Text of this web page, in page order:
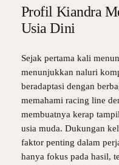
Profil Kiandra
Usia Dini
Sejak pertama kali
menunjukkan naluri
beradaptasi dengan
memahami racing line
membuatnya kerap
usia muda. Dukungan
faktor penting dalam
hanya fokus pada hasil,